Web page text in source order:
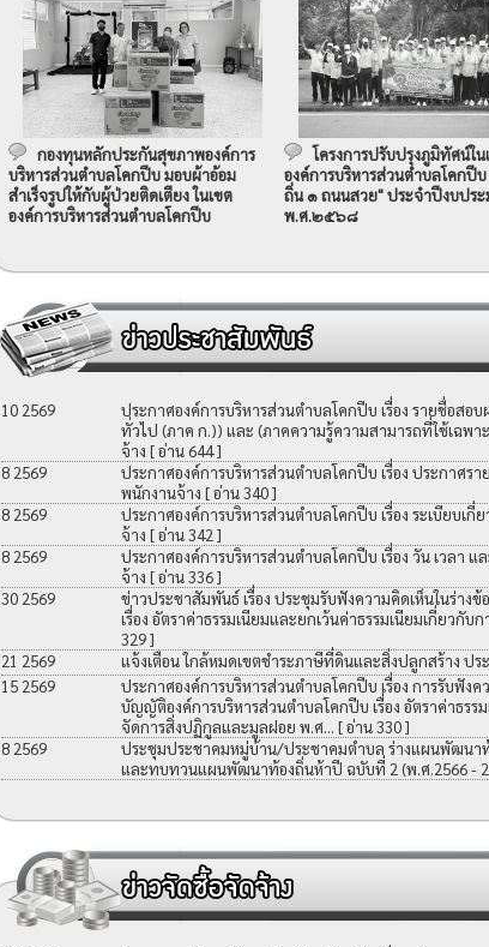
กองทุนหลักประกันสุขภาพองค์การ
บริหารส่วนตำบลโคกปีบ มอบผ้าอ้อม
สำเร็จรูปให้กับผู้ป่วยติดเตียง ในเขต
องค์การบริหารส่วนตำบลโคกปีบ
โครงการปรับปรุงภูมิทัศน์ใน
องค์การบริหารส่วนตำบลโคกปี
ถิ่น ๑ ถนนสวย" ประจำปีงบปร
พ.ศ.๒๕๖๘
10 2569
ประกาศองค์การบริหารส่วนตำบลโคกปีบ เรื่อง รายชื่อสอ
ทั่วไป (ภาค ก.)) และ (ภาคความรู้ความสามารถที่ใช้เฉพ
จ้าง [ อ่าน 644 ]
8 2569
ประกาศองค์การบริหารส่วนตำบลโคกปีบ เรื่อง ประกาศร
พนักงานจ้าง [ อ่าน 340 ]
8 2569
ประกาศองค์การบริหารส่วนตำบลโคกปีบ เรื่อง ระเบียบเ
จ้าง [ อ่าน 342 ]
8 2569
ประกาศองค์การบริหารส่วนตำบลโคกปีบ เรื่อง วัน เวลา
จ้าง [ อ่าน 336 ]
30 2569
ข่าวประชาสัมพันธ์ เรื่อง ประชุมรับฟังความคิดเห็นในร่า
เรื่อง อัตราค่าธรรมเนียมและยกเว้นค่าธรรมเนียมเกี่ยวกั
329 ]
21 2569
แจ้งเตือน ใกล้หมดเขตชำระภาษีที่ดินและสิ่งปลูกสร้าง ปร
15 2569
ประกาศองค์การบริหารส่วนตำบลโคกปีบ เรื่อง การรับฟังค
บัญญัติองค์การบริหารส่วนตำบลโคกปีบ เรื่อง อัตราค่าธรร
จัดการสิ่งปฏิกูลและมูลฝอย พ.ศ... [ อ่าน 330 ]
8 2569
ประชุมประชาคมหมู่บ้าน/ประชาคมตำบล ร่างแผนพัฒนา
และทบทวนแผนพัฒนาท้องถิ่นห้าปี ฉบับที่ 2 (พ.ศ.2566 -